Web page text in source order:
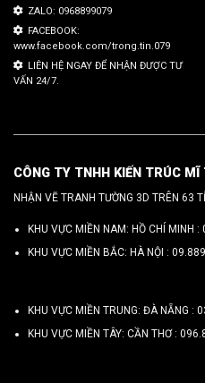
ZALO: 0968899079
FACEBOOK:
www.facebook.com/trong.tin.079
LIÊN HỆ NGAY ĐỂ NHẬN ĐƯỢC TƯ
VẤN 24/7.
CÔNG TY TNHH KIẾN TRÚC
NHẬN VẼ TRANH TƯỜNG 3D TRÊN 63
KHU VỰC MIỀN NAM: HỒ CHÍ MINH :
KHU VỰC MIỀN BẮC: HÀ NỘI :
KHU VỰC MIỀN TRUNG: ĐÀ NẴNG :
KHU VỰC MIỀN TÂY: CẦN THƠ :